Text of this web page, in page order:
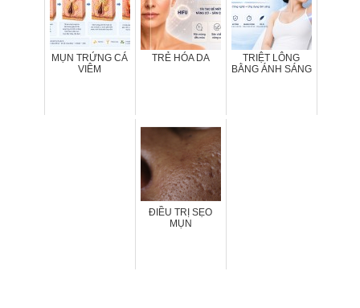
MỤN TRỨNG CÁ
VIÊM
TRẺ HÓA DA
TRIỆT LÔNG
BẰNG ÁNH SÁNG
ĐIỀU TRỊ SẸO
MỤN